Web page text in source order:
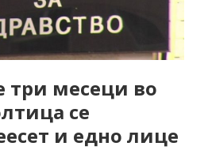
три месеци во
се
и едно лице